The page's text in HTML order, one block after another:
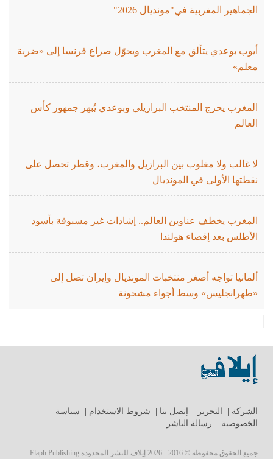
الجماهير المغربية في"مونديال 2026"
أيوب بوعدي يتألق مع المغرب ويحوّل صراع فرنسا إلى «ضربة
معلم»
المغرب يحرج المنتخب البرازيلي وبوعدي يُبهر جمهور كأس
العالم
لا غالب ولا مغلوب بين البرازيل والمغرب، وقطر تحصل على
نقطتها الأولى في المونديال
المغرب يخطف عناوين العالم.. إشادات غير مسبوقة بأسود
الأطلس بعد إقصاء هولندا
ألمانيا تواجه أصغر منتخبات المونديال وإيران تصل إلى
«طهرانجليس» وسط أجواء مشحونة
الشركة التحرير إتصل بنا شروط الاستخدام
سياسة
الخصوصية
رسالة الناشر
جميع الحقوق محفوظة © 2016 - 2026 إيلاف للنشر المحدودة Elaph Publishing